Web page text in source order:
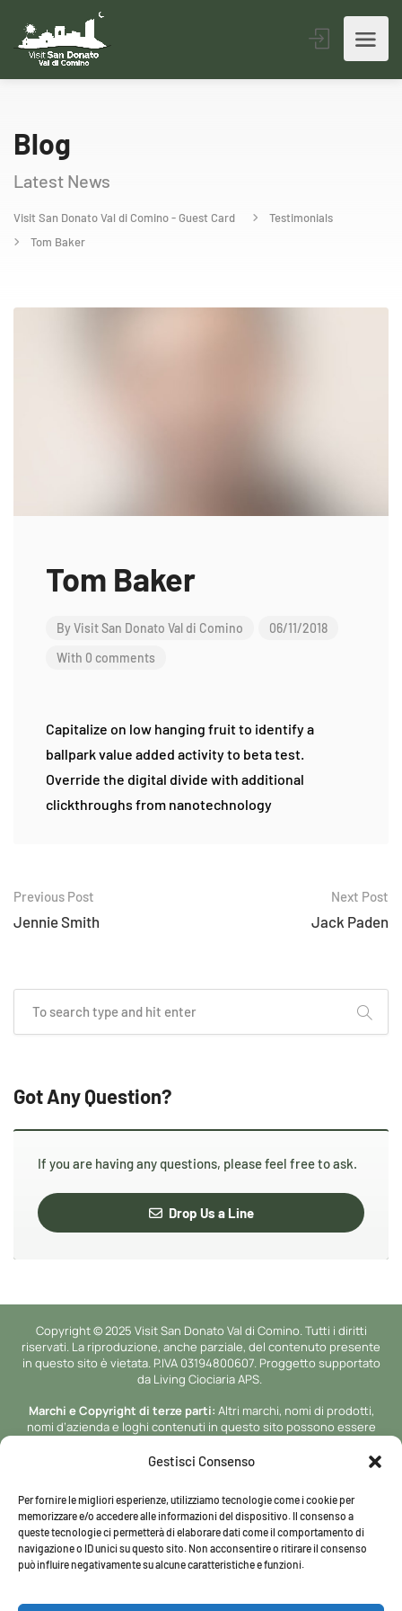
Gestisci Consenso
Per fornire le migliori esperienze, utilizziamo tecnologie come i cookie per
memorizzare e/o accedere alle informazioni del dispositivo. Il consenso a
queste tecnologie ci permetterà di elaborare dati come il comportamento di
navigazione o ID unici su questo sito. Non acconsentire o ritirare il consenso
può influire negativamente su alcune caratteristiche e funzioni.
Blog
Latest News
Visit San Donato Val di Comino - Guest Card
Testimonials
Tom Baker
Tom Baker
ByVisit San Donato Val di Comino
06/11/2018
With 0 comments
Capitalize on low hanging fruit to identify a
ballpark value added activity to beta test.
Override the digital divide with additional
clickthroughs from nanotechnology
Previous Post
Jennie Smith
Next Post
Jack Paden
Got Any Question?
If you are having any questions, please feel free to ask.
Drop Us a Line
Copyright © 2025 Visit San Donato Val di Comino. Tutti i diritti
riservati. La riproduzione, anche parziale, del contenuto presente
in questo sito è vietata. P.IVA 03194800607. Proggetto supportato
da Living Ciociaria APS.
Marchi e Copyright di terze parti: Altri marchi, nomi di prodotti,
nomi d’azienda e loghi contenuti in questo sito possono essere
intermediazione ai sensi del DSA.